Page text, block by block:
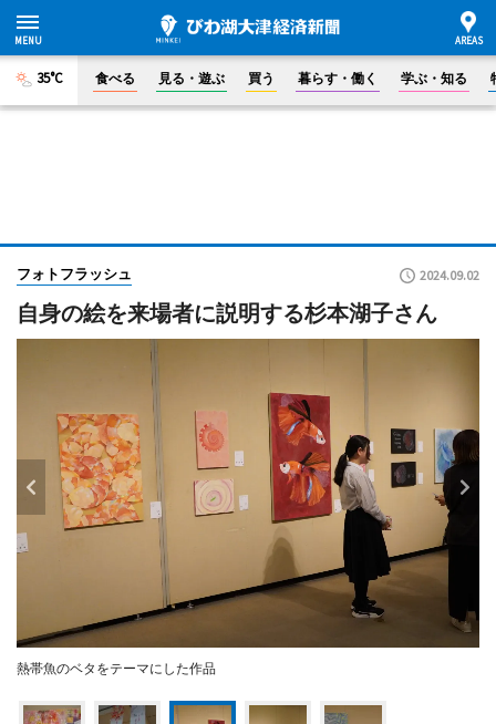
35°C 食べる 見る・遊ぶ 買う 暮らす・働く 学ぶ・知る
フォトフラッシュ 2024.09.02
自身の絵を来場者に説明する杉本湖子さん
熱帯魚のベタをテーマにした作品